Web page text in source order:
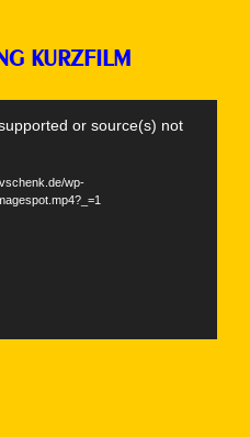
KURZFILM
or source(s) not
wp-